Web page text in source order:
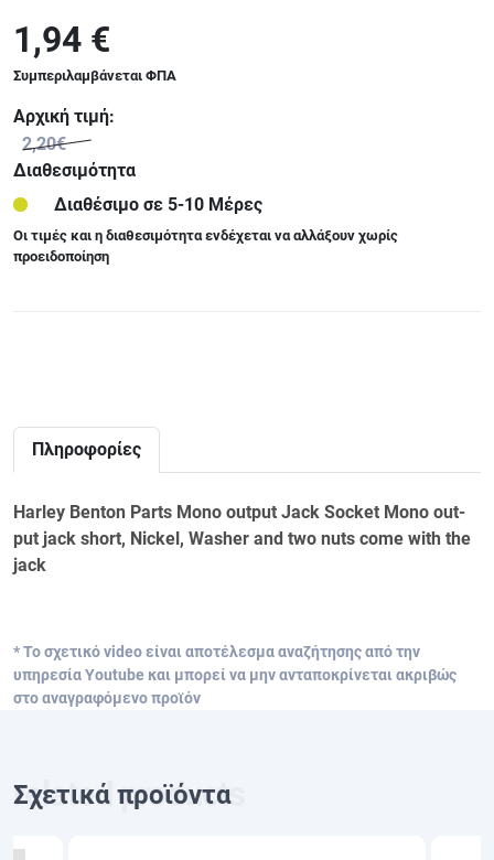
1,94 €
Συμπεριλαμβάνεται ΦΠΑ
Αρχική τιμή:
2,20€
Διαθεσιμότητα
Διαθέσιμο σε 5-10 Μέρες
Οι τιμές και η διαθεσιμότητα ενδέχεται να αλλάξουν χωρίς
προειδοποίηση
Πληροφορίες
Harley Benton Parts Mono output Jack Socket Mono out-
put jack short, Nickel, Washer and two nuts come with the
jack
* Το σχετικό video είναι αποτέλεσμα αναζήτησης από την
υπηρεσία Youtube και μπορεί να μην ανταποκρίνεται ακριβώς
στο αναγραφόμενο προϊόν
Σχετικά προϊόντα